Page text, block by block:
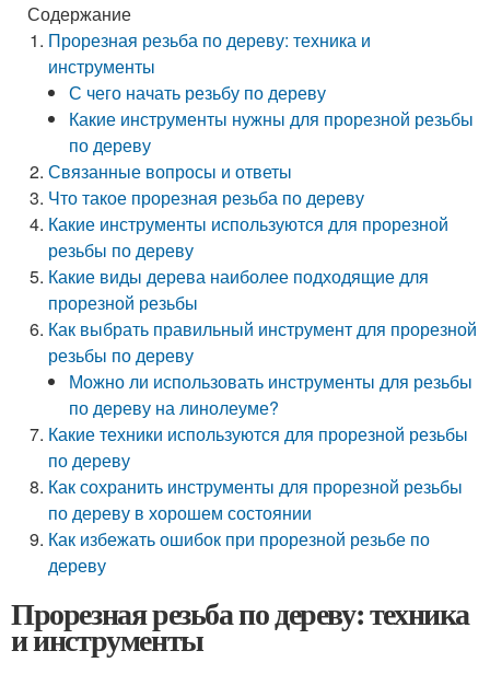
Содержание
Прорезная резьба по дереву: техника и
инструменты
С чего начать резьбу по дереву
Какие инструменты нужны для прорезной резьбы
по дереву
Связанные вопросы и ответы
Что такое прорезная резьба по дереву
Какие инструменты используются для прорезной
резьбы по дереву
Какие виды дерева наиболее подходящие для
прорезной резьбы
Как выбрать правильный инструмент для прорезной
резьбы по дереву
Можно ли использовать инструменты для резьбы
по дереву на линолеуме?
Какие техники используются для прорезной резьбы
по дереву
Как сохранить инструменты для прорезной резьбы
по дереву в хорошем состоянии
Как избежать ошибок при прорезной резьбе по
дереву
Прорезная резьба по дереву: техника
и инструменты